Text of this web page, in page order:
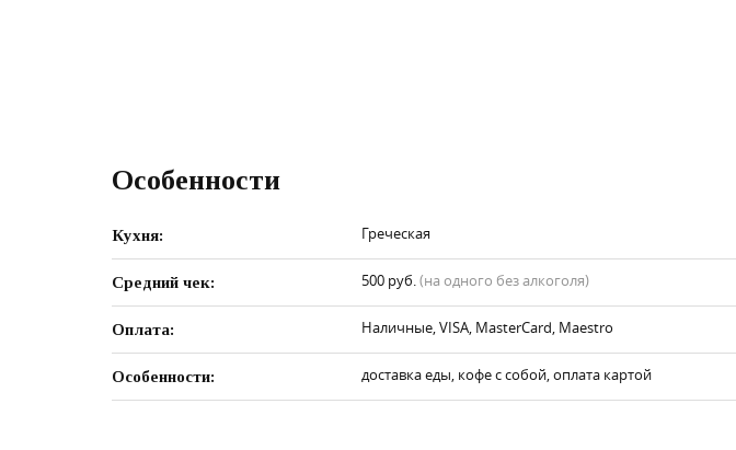
Особенности
Кухня: Греческая
Средний чек: 500 руб.(на одного без алкоголя)
Оплата: Наличные, VISA, MasterCard, Maestro
Особенности: доставка еды, кофе с собой, оплата картой